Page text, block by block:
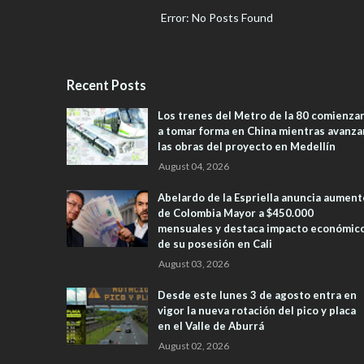
Error: No Posts Found
Recent Posts
Los trenes del Metro de la 80
a tomar forma en China mientras
las obras del proyecto en Medellín
August 04, 2026
Abelardo de la Espriella anuncia
de Colombia Mayor a $450.000
mensuales y destaca impacto
de su posesión en Cali
August 03, 2026
Desde este lunes 3 de agosto entra en
vigor la nueva rotación del pico y placa
en el Valle de Aburrá
August 02, 2026